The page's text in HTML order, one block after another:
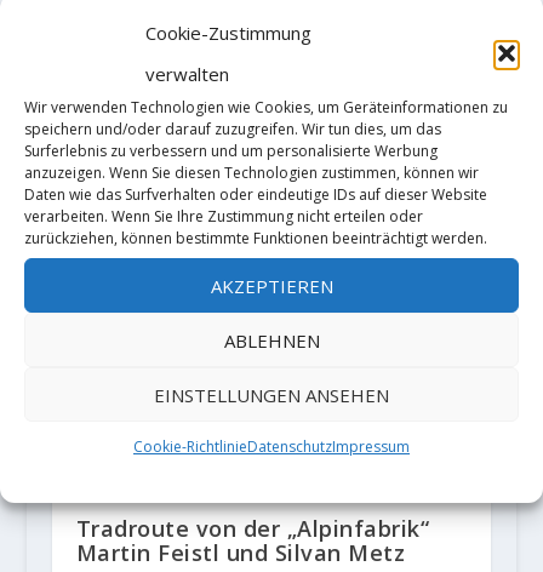
Cookie-Zustimmung
verwalten
Wir verwenden Technologien wie Cookies, um Geräteinformationen zu
speichern und/oder darauf zuzugreifen. Wir tun dies, um das
Surferlebnis zu verbessern und um personalisierte Werbung
anzuzeigen. Wenn Sie diesen Technologien zustimmen, können wir
Daten wie das Surfverhalten oder eindeutige IDs auf dieser Website
verarbeiten. Wenn Sie Ihre Zustimmung nicht erteilen oder
zurückziehen, können bestimmte Funktionen beeinträchtigt werden.
AKZEPTIEREN
ABLEHNEN
EINSTELLUNGEN ANSEHEN
Cookie-RichtlinieDatenschutzImpressum
Nils Favre and Symon Welfringer
sends "Paciencia" (8a or X-)
16. September 2020
Tradroute von der „Alpinfabrik“
Martin Feistl und Silvan Metz